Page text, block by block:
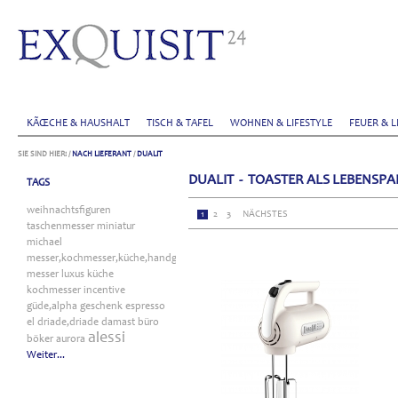
KÃŒCHE & HAUSHALT TISCH & TAFEL WOHNEN & LIFESTYLE FEUER &
SIE SIND HIER: / NACH LIEFERANT / DUALIT
TAGS
weihnachtsfiguren
taschenmesser miniatur
michael
messer,kochmesser,küche,handgefertigt
messer luxus küche
kochmesser incentive
güde,alpha geschenk espresso
el driade,driade damast büro
böker aurora alessi
Weiter...
DUALIT - TOASTER ALS
1 2 3 NÄCHSTES